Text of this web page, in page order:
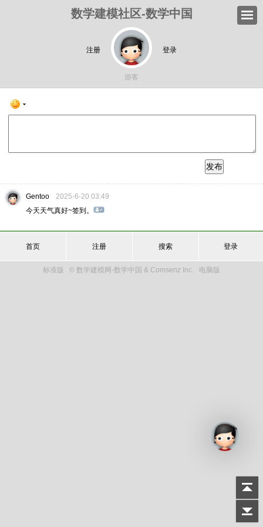
数学建模社区-数学中国
注册 登录
游客
发布
Gentoo
2025-6-20 03:49
今天天气真好~签到。
首页 注册 搜索 登录
标准版 © 数学建模网-数学中国 & Comsenz Inc. 电脑版